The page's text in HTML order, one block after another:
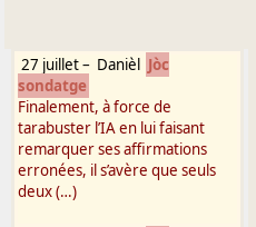
27 juillet– Danièl Jòc
sondatge
Finalement, à force de
tarabuster l’IA en lui faisant
remarquer ses affirmations
erronées, il s’avère que seuls
deux (…)